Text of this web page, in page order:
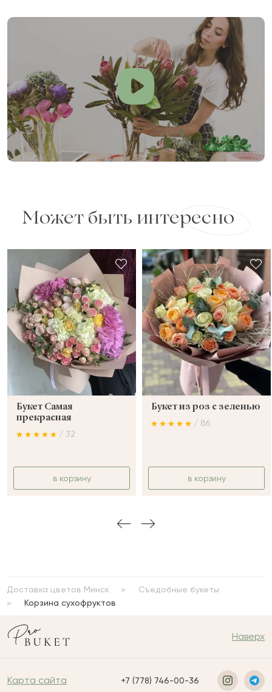
Может быть интересно
Букет Самая
прекрасная
/ 32
в корзину
Букет из роз с зеленью
/ 86
в корзину
Доставка цветов Минск
Съедобные букеты
Корзина сухофруктов
Наверх
Карта сайта +7 (778) 746-00-36